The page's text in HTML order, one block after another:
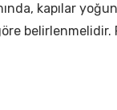
kapılar
belirlenmelidir.